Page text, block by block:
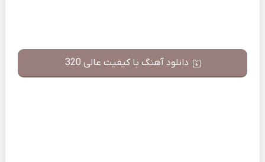
دانلود آهنگ با کیفیت عالی 320